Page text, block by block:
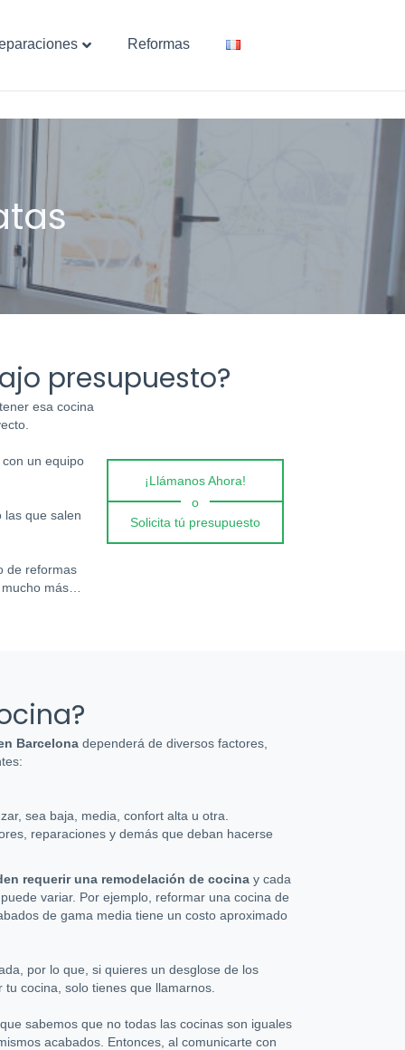
Reformas
presupuesto?
esa cocina
un equipo
las que salen
de reformas
más…
¡Llámanos Ahora!
o
Solicita tú presupuesto
Barcelona dependerá de diversos factores,
sea baja, media, confort alta u otra.
reparaciones y demás que deban hacerse
requerir una remodelación de cocina y cada
variar. Por ejemplo, reformar una cocina de
de gama media tiene un costo aproximado
por lo que, si quieres un desglose de los
cocina, solo tienes que llamarnos.
sabemos que no todas las cocinas son iguales
acabados. Entonces, al comunicarte con